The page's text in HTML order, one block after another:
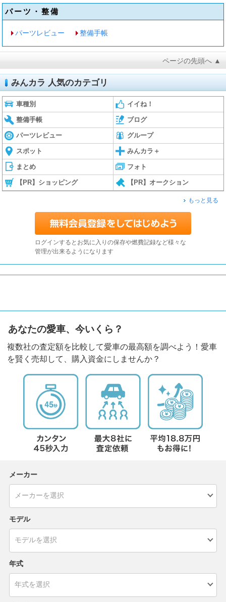
パーツ・整備
パーツレビュー 整備手帳
ページの先頭へ ▲
みんカラ 人気のカテゴリ
車種別 イイね！
整備手帳 ブログ
パーツレビュー グループ
スポット みんカラ＋
まとめ フォト
【PR】ショッピング 【PR】オークション
もっと見る
ログインするとお気に入りの保存や燃費記録など様々な
管理が出来るようになります
あなたの愛車、今いくら？
複数社の査定額を比較して愛車の最高額を調べよう！愛車
を賢く売却して、購入資金にしませんか？
メーカー
モデル
年式